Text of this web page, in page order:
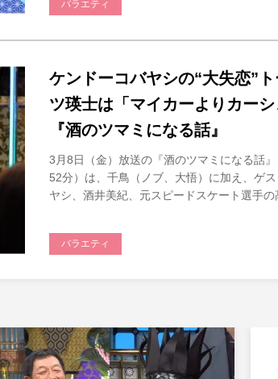
バラエティ
ケンドーコバヤシの“大失恋”
ツ瑛士は「マイカーよりカー
『酒のツマミになる話』
3月8日（金）放送の『酒のツマミになる話
52分）は、千鳥（ノブ、大悟）に加え、ゲ
ヤシ、酒井美紀、元スピードスケート選手
バラエティ